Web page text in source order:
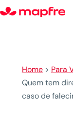
Home> Para
Quem tem
caso de